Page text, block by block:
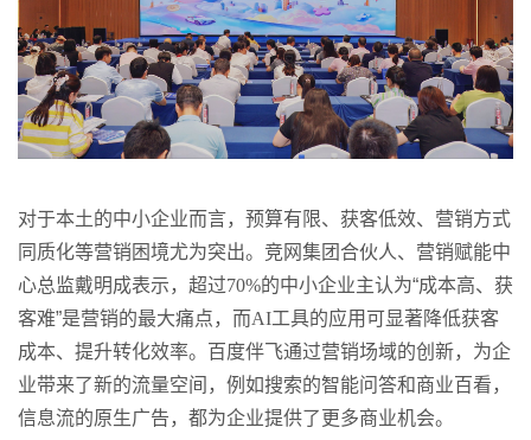
对于本土的中小企业而言，预算有限、获客低效、营销方式
同质化等营销困境尤为突出。竞网集团合伙人、营销赋能中
心总监戴明成表示，超过70%的中小企业主认为“成本高、获
客难”是营销的最大痛点，而AI工具的应用可显著降低获客
成本、提升转化效率。百度伴飞通过营销场域的创新，为企
业带来了新的流量空间，例如搜索的智能问答和商业百看，
信息流的原生广告，都为企业提供了更多商业机会。